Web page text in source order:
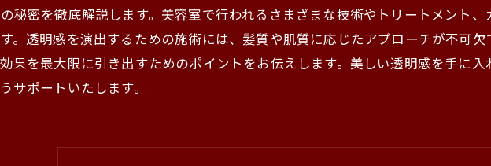
秘密を徹底解説します。美容室で行われるさまざまな技術やトリートメント
。透明感を演出するための施術には、髪質や肌質に応じたアプローチが不可
果を最大限に引き出すためのポイントをお伝えします。美しい透明感を手に
サポートいたします。